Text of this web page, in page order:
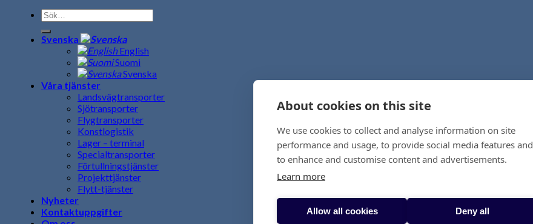
About cookies on this site
We use cookies to collect and analyse information on site
performance and usage, to provide social media features and
to enhance and customise content and advertisements.
Learn more
Allow all cookies Deny all
Svenska
English
Suomi
Svenska
Våra tjänster
Landsvägtransporter
Sjötransporter
Flygtransporter
Konstlogistik
Lager – terminal
Specialtransporter
Förtullningstjänster
Projekttjänster
Flytt-tjänster
Nyheter
Kontaktuppgifter